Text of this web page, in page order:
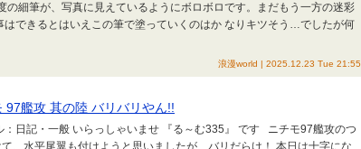
の細筆が、写真に見えているようにボロボロです。まだもう一方の迷彩
はできるとはいえこの筆で塗っていくのはか なりキツそう…でしたが何
浪漫world | 2025.12.23 Tue 21:55
97艦攻 其の陸 バリバリやん!!
：日記・一般 いらっしゃいませ 『る～む335』 です ニチモ97艦攻のつ
、水平尾翼も付けようと思いましたが、バリだらけ！ 本日は十字にな